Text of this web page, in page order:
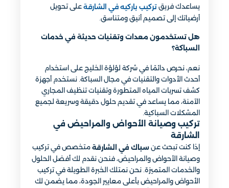
يساعدك فريق تركيب باركيه في الشارقة على تحويل
أرضياتك إلى تصميم أنيق ومتناسق.
هل تستخدمون معدات وتقنيات حديثة في خدمات
السباكة؟
نعم، نحرص دائمًا في شركة لؤلؤة الخليج على استخدام
أحدث الأدوات والتقنيات في مجال السباكة. نستخدم أجهزة
كشف تسربات المياه المتطورة وتقنيات تنظيف المجاري
الآمنة، مما يساعد في تقديم حلول دقيقة وسريعة لجميع
المشكلات السباكية.
تركيب وصيانة الأحواض والمراحيض في
الشارقة
إذا كنت تبحث عن سباك في الشارقة متخصص في تركيب
وصيانة الأحواض والمراحيض، فنحن نقدم لك أفضل الحلول
والخدمات المتميزة. نحن نمتلك الخبرة الطويلة في تركيب
الأحواض والمراحيض بأعلى معايير الجودة، مما يضمن لك